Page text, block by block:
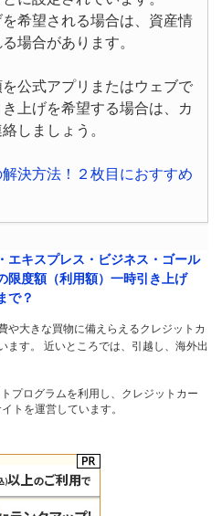
希望される場合は、資産情
場合があります。
公式アプリまたはウェブで
上げを希望する場合は、カ
しましょう。
決方法！２枚目におすすめ
エキスプレス・ビジネス・ゴール
限度額（利用額）一時引き上げ
で？
や大きな買物に備えらえるクレジットカ
ます。 近いところでは、引越し、海外出
プログラムを利用し、クレジットカー
トを運営しています。